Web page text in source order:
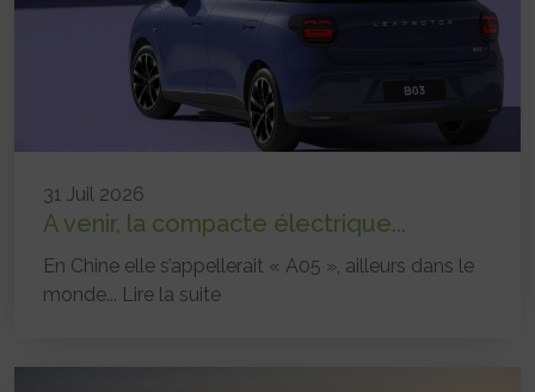
31 Juil 2026
A venir, la compacte électrique...
En Chine elle s’appellerait « A05 », ailleurs dans le
monde... Lire la suite